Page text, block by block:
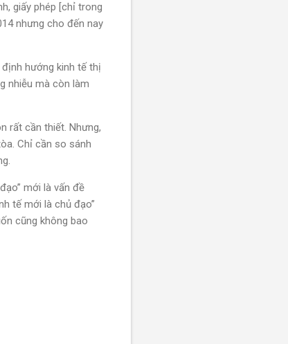
giấy phép [chỉ trong
nhưng cho đến nay
hướng kinh tế thị
nhiễu mà còn làm
rất cần thiết. Nhưng,
Chỉ cần so sánh
mới là vấn đề
tế mới là chủ đạo”
cũng không bao